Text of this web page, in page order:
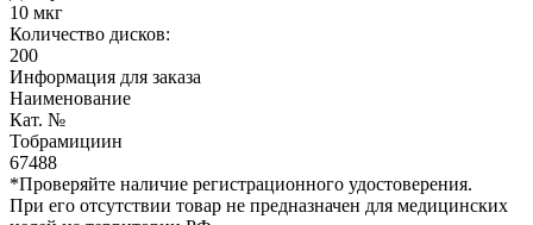
10 мкг
Количество дисков:
200
Информация для заказа
Наименование
Кат. №
Тобрамициин
67488
*Проверяйте наличие регистрационного удостоверения.
При его отсутствии товар не предназначен для медицинских